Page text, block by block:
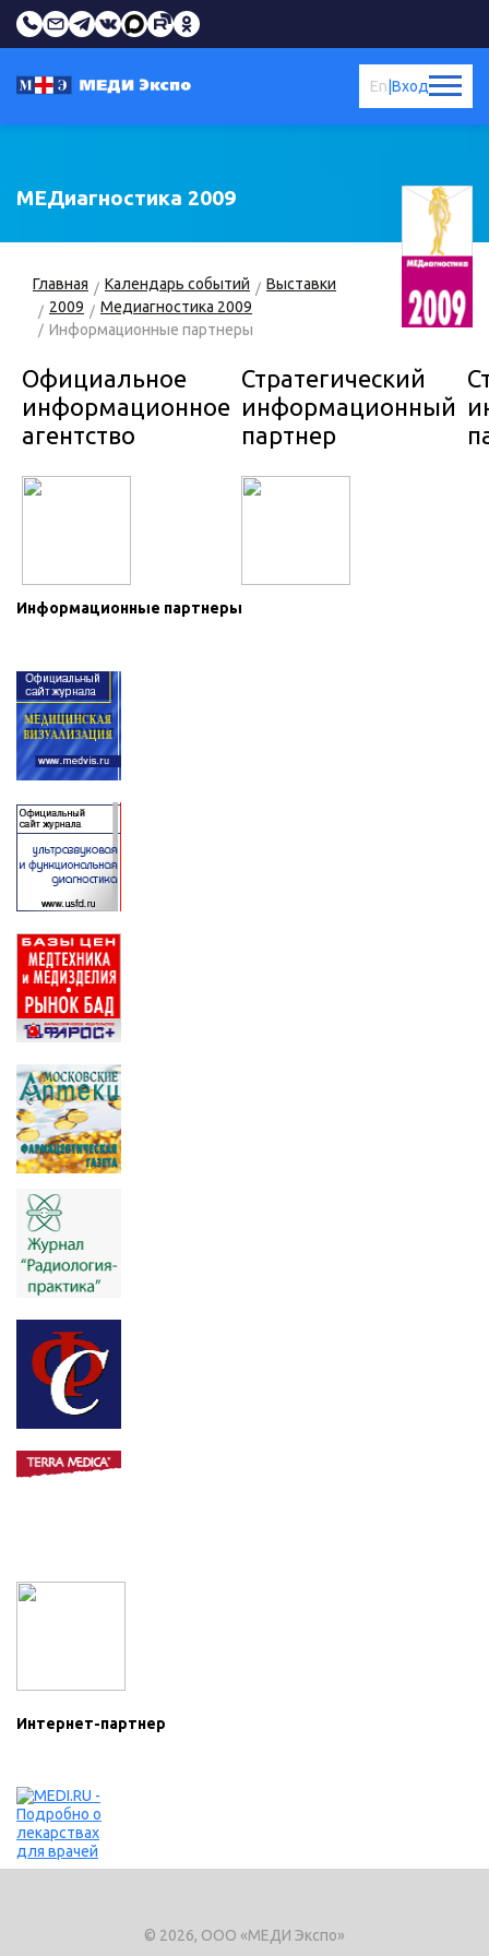
Вход
En
МЕДиагностика 2009
Главная Календарь событий
Выставки
2009
Медиагностика 2009
Информационные партнеры
Официальное
информационное
агентство
Стратегический
информационный
партнер
Информационные партнеры
Интернет-партнер
© 2026, ООО «МЕДИ Экспо»